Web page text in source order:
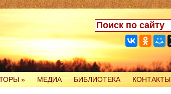
» МЕДИА БИБЛИОТЕКА КОНТАКТЫ